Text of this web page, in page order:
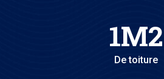
1M2
De toiture